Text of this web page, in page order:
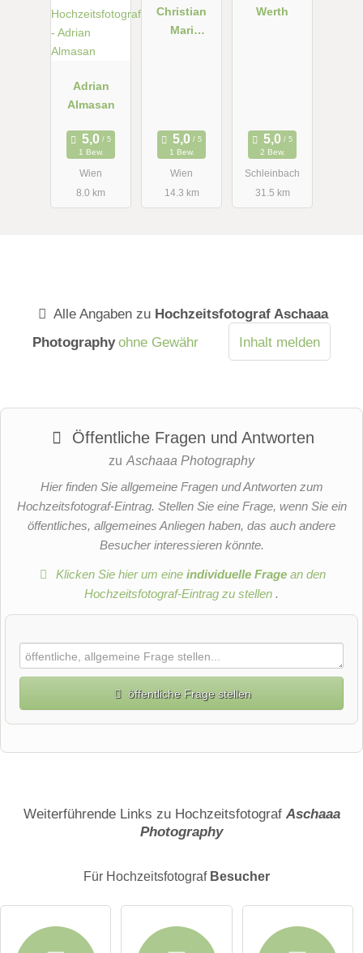
Adrian
Almasan
1 Bew.
Wien
8.0 km
Christian
Mari
1 Bew.
Wien
14.3 km
Werth
2 Bew.
Schleinbach
31.5 km
Alle Angaben zu Hochzeitsfotograf Aschaaa
Photography ohne Gewähr Inhalt melden
Öffentliche Fragen und Antworten
zu Aschaaa Photography
Hier finden Sie allgemeine Fragen und Antworten zum
Hochzeitsfotograf-Eintrag. Stellen Sie eine Frage, wenn Sie ein
öffentliches, allgemeines Anliegen haben, das auch andere
Besucher interessieren könnte.
Klicken Sie hier um eineindividuelle Frage an den
Hochzeitsfotograf-Eintrag zu stellen .
öffentliche Frage stellen
E-Mail-Adresse (wird nicht veröffentlicht)
Weiterführende Links zu Hochzeitsfotograf Aschaaa
Photography
Für Hochzeitsfotograf Besucher